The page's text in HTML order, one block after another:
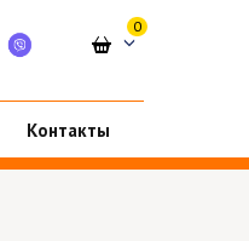
0
Контакты